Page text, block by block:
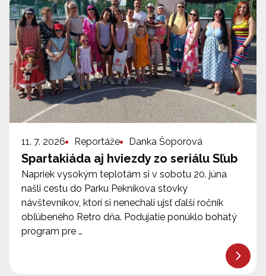
11. 7. 2026 Reportáže Danka Šoporová
Spartakiáda aj hviezdy zo seriálu Sľub
Napriek vysokým teplotám si v sobotu 20. júna
našli cestu do Parku Pekníkova stovky
návštevníkov, ktorí si nenechali ujsť ďalší ročník
obľúbeného Retro dňa. Podujatie ponúklo bohatý
program pre …